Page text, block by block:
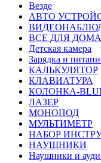
Везде
АВТО
ВСЕ ДЛЯ ДОМА
Детская камера
Зарядка и
КАЛЬКУЛЯТОР
КЛАВИАТУРА
КОЛОНКА-
ЛАЗЕР
МОНОПОД
МУЛЬТИМЕТР
НАБОР
НАУШНИКИ
Наушники и